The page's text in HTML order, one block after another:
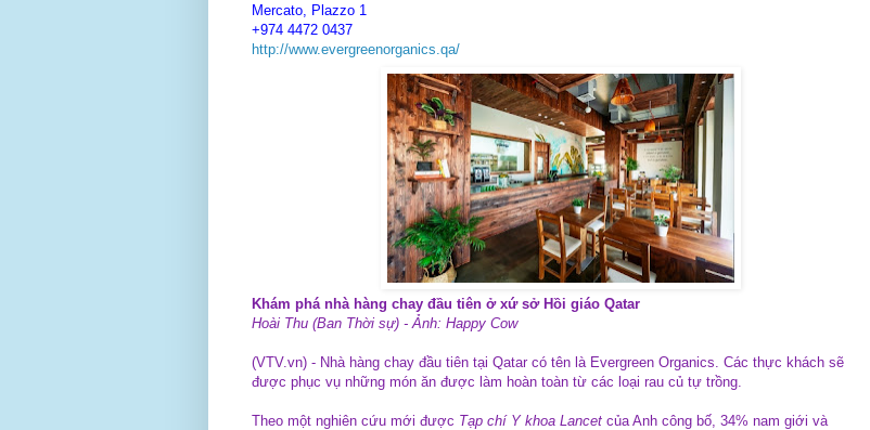
Mercato, Plazzo 1
+974 4472 0437
http://www.evergreenorganics.qa/
Khám phá nhà hàng chay đầu tiên ở xứ sở Hồi giáo Qatar
Hoài Thu (Ban Thời sự) - Ảnh: Happy Cow
(VTV.vn) - Nhà hàng chay đầu tiên tại Qatar có tên là Evergreen Organics. Các thực khách sẽ
được phục vụ những món ăn được làm hoàn toàn từ các loại rau củ tự trồng.
Theo một nghiên cứu mới được Tạp chí Y khoa Lancet của Anh công bố, 34% nam giới và